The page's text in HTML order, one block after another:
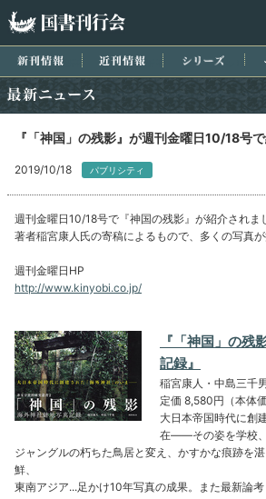
新刊情報 近刊情報 シリー
『「神国」の残影』が週刊金曜日10/18号で
2019/10/18 パブリシティ
週刊金曜日10/18号で『神国の残影』が紹介されま
著者稲宮康人氏の寄稿によるもので、多くの写真が
週刊金曜日HP
http://www.kinyobi.co.jp/
『「神国」の
記録』
稲宮康人・中島三千
定価 8,580円（本体
大日本帝国時代に創
在――その姿を学校、
ジャングルの朽ちた鳥居と変え、かすかな痕跡を
鮮、
東南アジア...足かけ10年写真の成果。また最新論考